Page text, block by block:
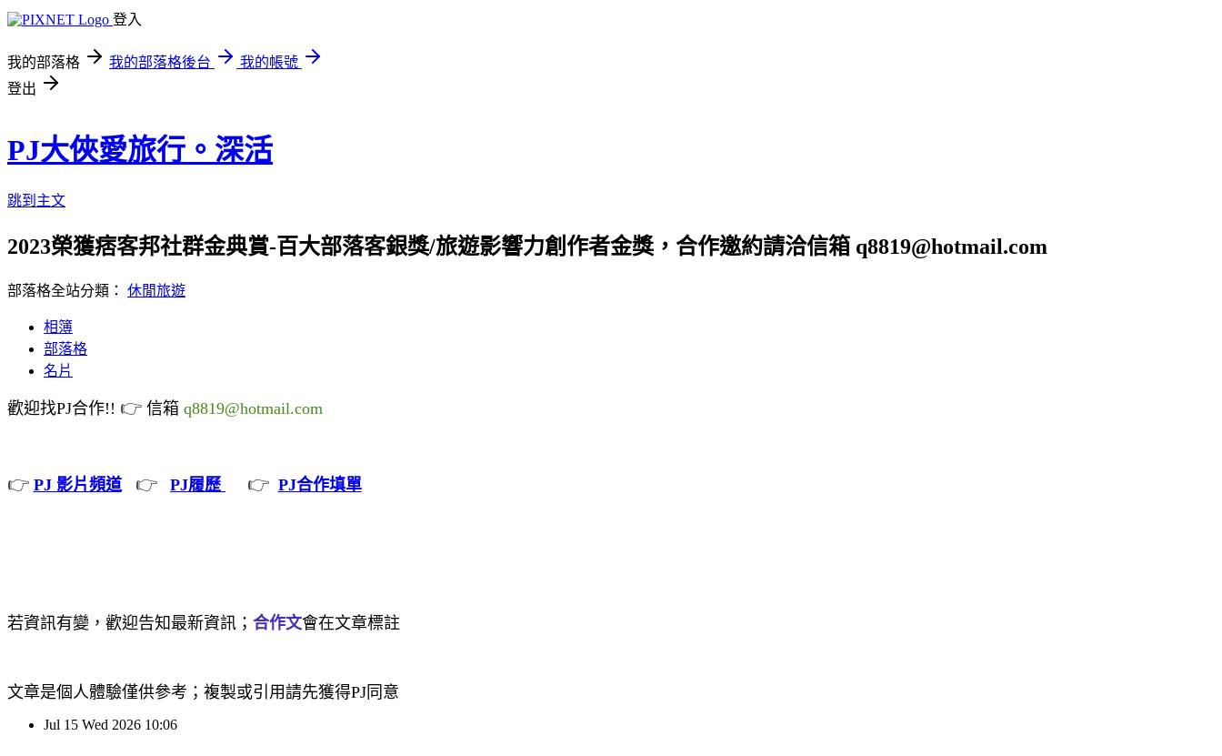
登入
我的部落格 我的部落格後台
我的帳號
登出
PJ大俠愛旅行。深活
跳到主文
2023榮獲痞客邦社群金典賞-百大部落客銀獎/旅遊影響力創作者金獎，合作邀約請洽信箱 q8819@hotmail.com
部落格全站分類： 休閒旅遊
相簿
部落格
名片
歡迎找PJ合作!! 👉 信箱 q8819@hotmail.com
👉 PJ 影片頻道 👉 PJ履歷 👉 PJ合作填單
若資訊有變，歡迎告知最新資訊； 合作文會在文章標註
文章是個人體驗僅供參考；複製或引用請先獲得PJ同意
Jul 15 Wed 2026 10:06